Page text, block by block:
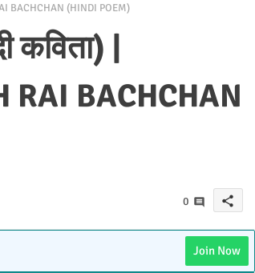
BACHCHAN (HINDI POEM)
कविता) |
RAI BACHCHAN
0 share
Join Now